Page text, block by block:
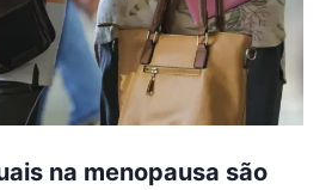
na menopausa são